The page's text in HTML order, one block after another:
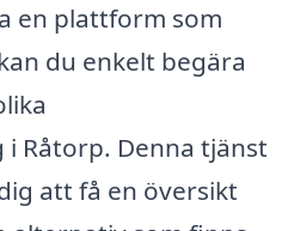
en plattform som
du enkelt begära
Råtorp. Denna tjänst
att få en översikt